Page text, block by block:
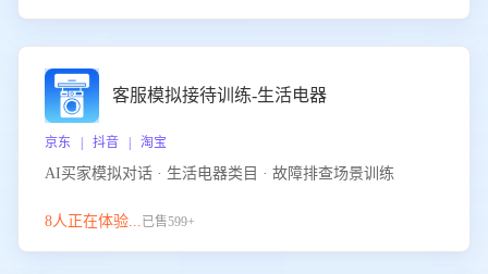
客服模拟接待训练-生活电器
京东 | 抖音 | 淘宝
AI买家模拟对话 · 生活电器类目 · 故障排查场景训练
8人正在体验...已售599+